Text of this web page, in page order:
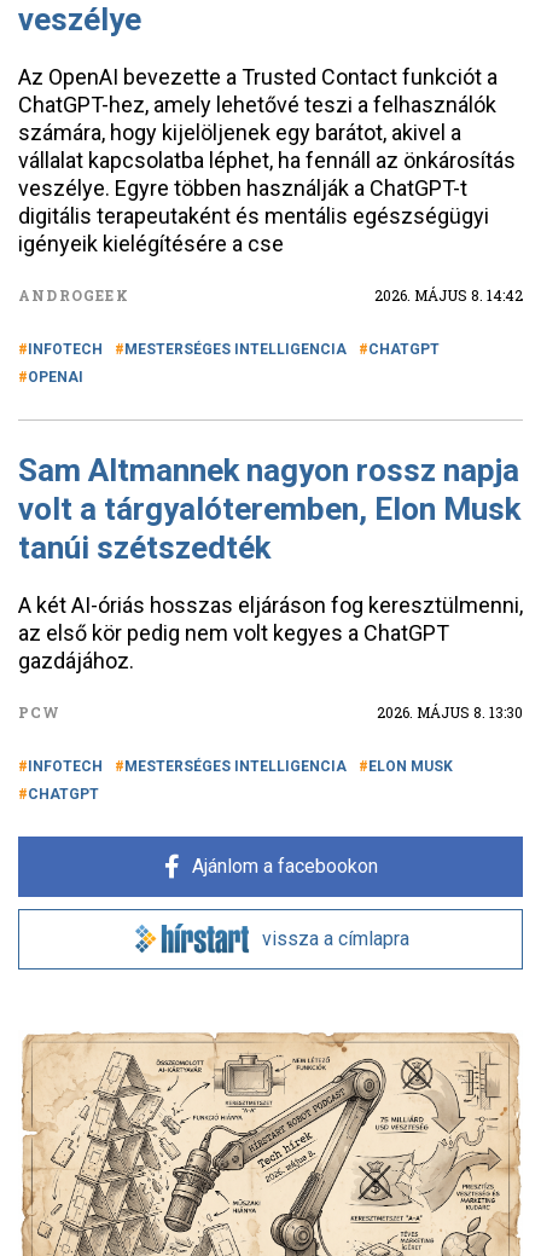
veszélye
Az OpenAI bevezette a Trusted Contact funkciót a
ChatGPT-hez, amely lehetővé teszi a felhasználók
számára, hogy kijelöljenek egy barátot, akivel a
vállalat kapcsolatba léphet, ha fennáll az önkárosítás
veszélye. Egyre többen használják a ChatGPT-t
digitális terapeutaként és mentális egészségügyi
igényeik kielégítésére a cse
ANDROGEEK 2026. MÁJUS 8. 14:42
INFOTECH MESTERSÉGES INTELLIGENCIA
CHATGPT
OPENAI
Sam Altmannek nagyon rossz napja
volt a tárgyalóteremben, Elon Musk
tanúi szétszedték
A két AI-óriás hosszas eljáráson fog keresztülmenni,
az első kör pedig nem volt kegyes a ChatGPT
gazdájához.
PCW 2026. MÁJUS 8. 13:30
INFOTECH MESTERSÉGES INTELLIGENCIA
ELON MUSK
CHATGPT
Ajánlom a facebookon
vissza a címlapra